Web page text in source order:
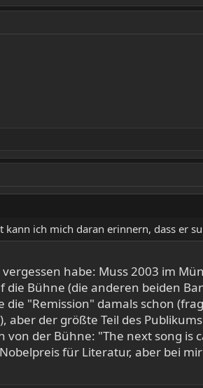
ich mich daran erinnern, dass er
habe: Muss 2003 im
Bühne (die anderen beiden
"Remission" damals schon
der größte Teil des
der Bühne: "The next song is
für Literatur, aber bei